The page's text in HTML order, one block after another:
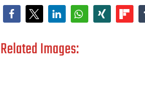
Related Images: